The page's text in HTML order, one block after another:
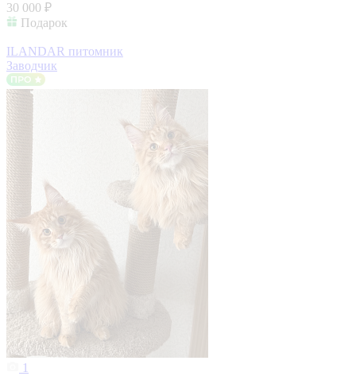
30 000 ₽
Подарок
ILANDAR питомник
Заводчик
1